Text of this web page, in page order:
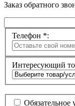
Заказ обратного
Телефон *:
Интересующий
Обязательное